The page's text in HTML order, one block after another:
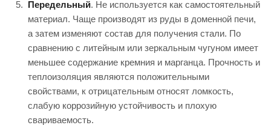
Передельный. Не используется как самостоятельный
материал. Чаще производят из руды в доменной печи,
а затем изменяют состав для получения стали. По
сравнению с литейным или зеркальным чугуном имеет
меньшее содержание кремния и марганца. Прочность и
теплоизоляция являются положительными
свойствами, к отрицательным относят ломкость,
слабую коррозийную устойчивость и плохую
свариваемость.